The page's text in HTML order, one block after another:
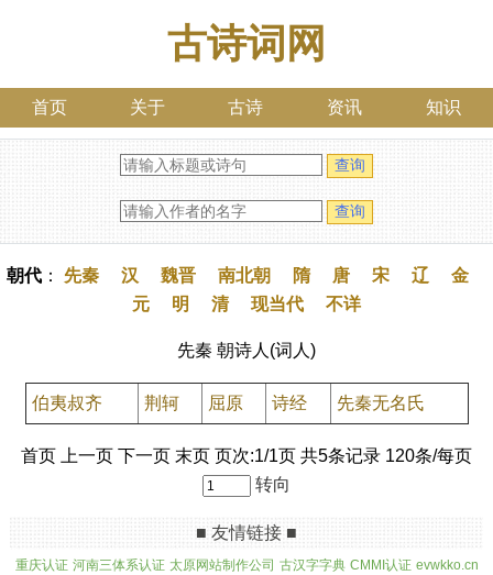
古诗词网
首页 关于 古诗 资讯 知识
朝代 ： 先秦 汉 魏晋 南北朝 隋 唐 宋 辽
金
元
明 清 现当代 不详
先秦 朝诗人(词人)
伯夷叔齐 荆轲 屈原 诗经 先秦无名氏
首页 上一页 下一页 末页 页次:1/1页 共5条记录 120条/每页
转向
■ 友情链接 ■
重庆认证 河南三体系认证 太原网站制作公司 古汉字字典 CMMI认证 evwkko.cn